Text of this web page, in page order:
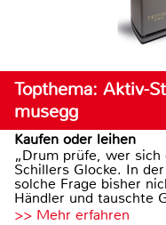
Topthema: Aktiv-
musegg
Kaufen oder leihen
„Drum prüfe, wer
Schillers Glocke. In
solche Frage bisher
Händler und tauschte
>> Mehr erfahren